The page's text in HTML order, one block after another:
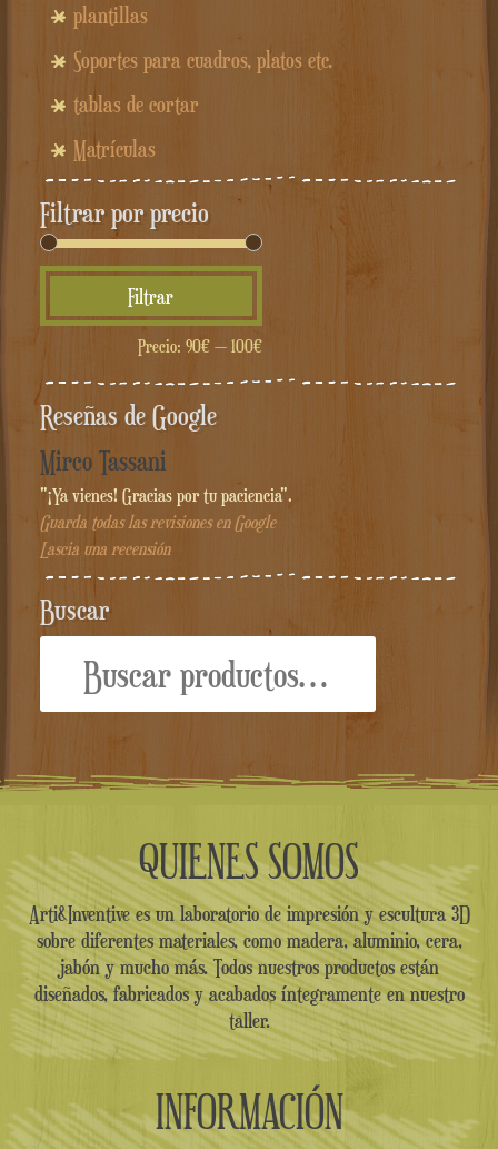
plantillas
Soportes para cuadros, platos etc.
tablas de cortar
Matrículas
Filtrar por precio
mínimo
máximo
Filtrar
Precio: 90€— 100€
Reseñas de Google
Mirco Tassani
"¡Ya vienes! Gracias por tu paciencia".
Guarda todas las revisiones en Google
Lascia una recensión
Buscar
QUIENES SOMOS
Arti&Inventive es un laboratorio de impresión y escultura 3D
sobre diferentes materiales, como madera, aluminio, cera,
jabón y mucho más. Todos nuestros productos están
diseñados, fabricados y acabados íntegramente en nuestro
taller.
INFORMACIÓN